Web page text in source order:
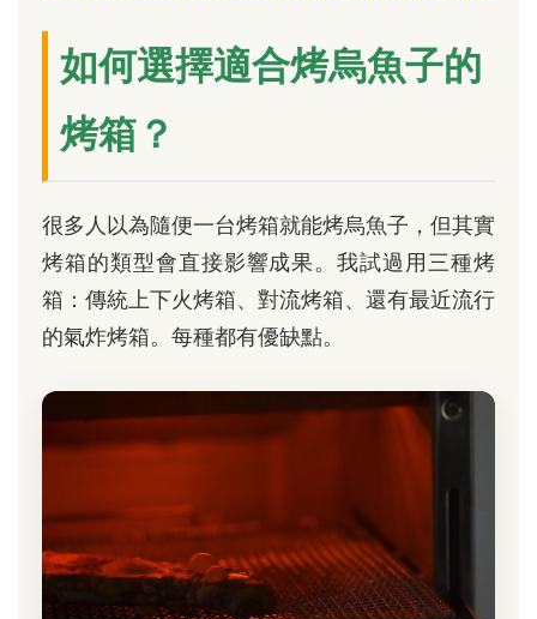
如何選擇適合烤烏魚子的
烤箱？
很多人以為隨便一台烤箱就能烤烏魚子，但其實
烤箱的類型會直接影響成果。我試過用三種烤
箱：傳統上下火烤箱、對流烤箱、還有最近流行
的氣炸烤箱。每種都有優缺點。